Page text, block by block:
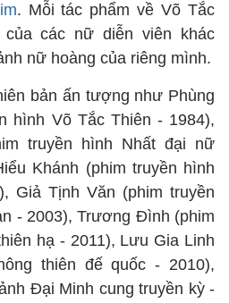
. Mỗi tác phẩm về Võ Tắc
các nữ diễn viên khác
nữ hoàng của riêng mình.
bản ấn tượng như Phùng
hình Võ Tắc Thiên - 1984),
truyền hình Nhất đại nữ
Khánh (phim truyền hình
Giả Tịnh Văn (phim truyền
- 2003), Trương Đình (phim
hạ - 2011), Lưu Gia Linh
thiên đế quốc - 2010),
Đại Minh cung truyền kỳ -